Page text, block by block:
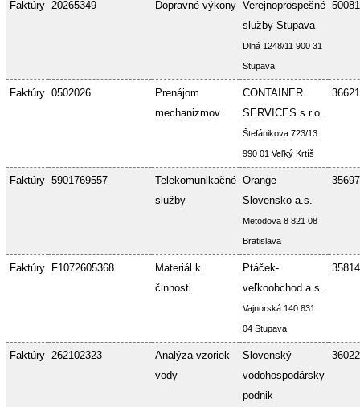
Faktúry 20265349 Dopravné výkony Verejnoprospešné
služby Stupava
Dlhá 1248/11 900 31
Stupava
Faktúry 0502026
Prenájom
mechanizmov
CONTAINER
SERVICES s.r.o.
Štefánikova 723/13
990 01 Veľký Krtíš
Faktúry 5901769557
Telekomunikačné
služby
Orange
Slovensko a.s.
Metodova 8 821 08
Bratislava
Faktúry F1072605368
Materiál k
činnosti
Ptáček-
veľkoobchod a.s.
Vajnorská 140 831
04 Stupava
Faktúry 262102323
Analýza vzoriek
vody
Slovenský
vodohospodársky
podnik